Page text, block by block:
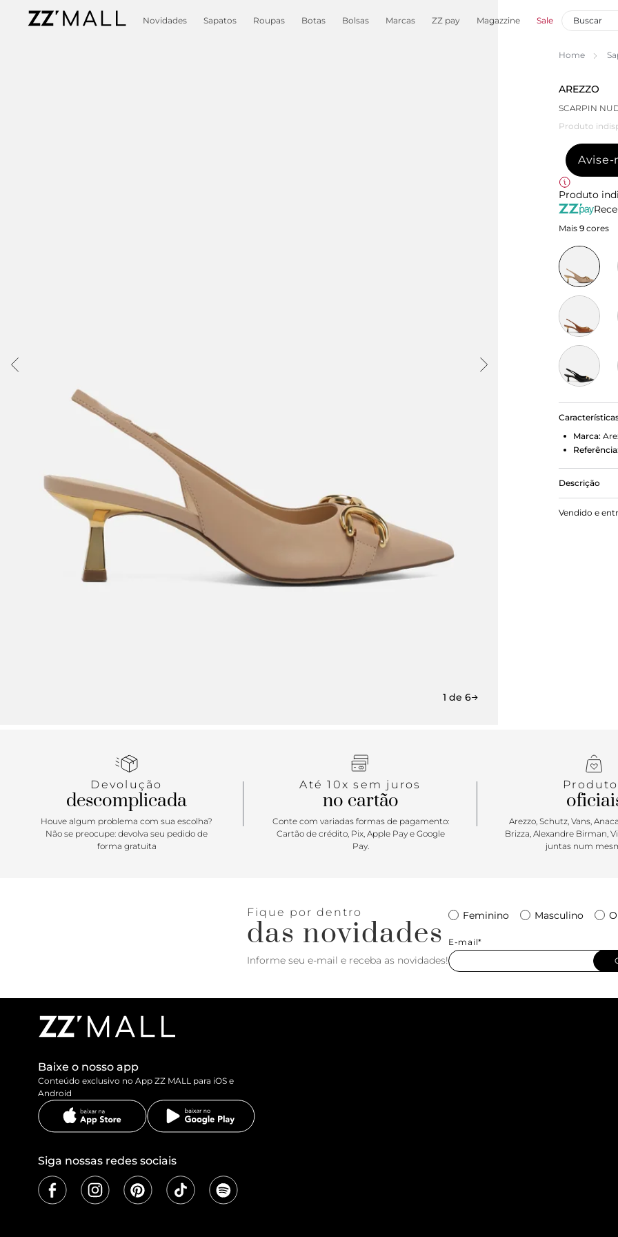
Novidades Sapatos Roupas Botas Bolsas Marcas ZZ pay Magazzine Sale
1 de 6
Home
AREZZO
SCARPIN
Produto
Avise-
Produto
Mais 9 cores
Marca:
Referência:
Descrição
Scarpin
fino e bico
Vendido e
Devolução
descomplicada
Houve algum problema com sua escolha?
Não se preocupe: devolva seu pedido de
forma gratuita
Até 10x sem juros
no cartão
Conte com variadas formas de pagamento:
Cartão de crédito, Pix, Apple Pay e Google
Pay.
Arezzo, Schutz, Vans,
Brizza, Alexandre Birman,
juntas num
Fique por dentro
das novidades
Informe seu e-mail e receba as novidades!
Feminino Masculino
E-mail*
Baixe o nosso app
Conteúdo exclusivo no App ZZ MALL para iOS e
Android
Siga nossas redes sociais